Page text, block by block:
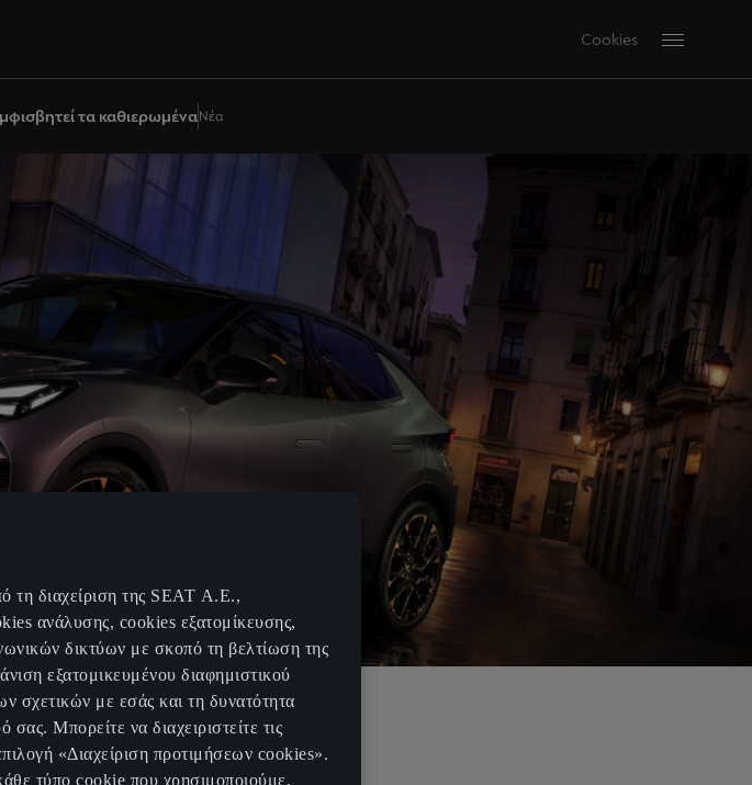
Cookies
τα καθιερωμέναΝέα
πορεία με την παγκόσμια πρεμιέρα του
ακόμη αυτοκίνητο πόλης, αλλά μια
τη διαχείριση της SEAT Α.Ε.,
ανάλυσης, cookies εξατομίκευσης,
δικτύων με σκοπό τη βελτίωση της
εξατομικευμένου διαφημιστικού
σχετικών με εσάς και τη δυνατότητα
Μπορείτε να διαχειριστείτε τις
«Διαχείριση προτιμήσεων cookies».
τύπο cookie που χρησιμοποιούμε,